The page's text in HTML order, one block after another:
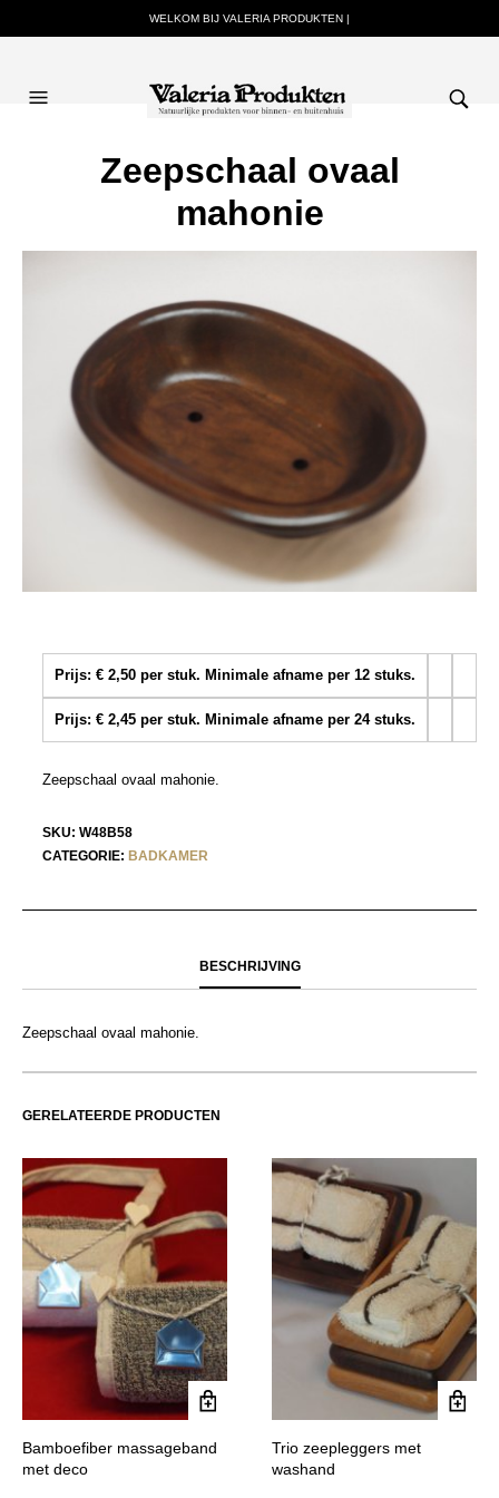
WELKOM BIJ VALERIA PRODUKTEN |
Zeepschaal ovaal
mahonie
Prijs: € 2,50 per stuk. Minimale afname per 12 stuks.
Prijs: € 2,45 per stuk. Minimale afname per 24 stuks.
Zeepschaal ovaal mahonie.
SKU: W48B58
CATEGORIE: BADKAMER
BESCHRIJVING
Zeepschaal ovaal mahonie.
GERELATEERDE PRODUCTEN
Bamboefiber massageband
met deco
Trio zeepleggers met
washand